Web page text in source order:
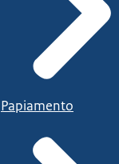
Papiamento